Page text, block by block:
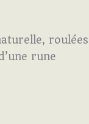
roulées
rune